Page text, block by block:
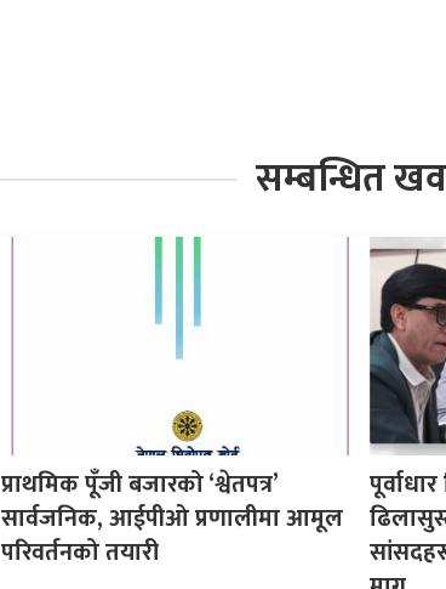
सम्बन्धित
प्राथमिक पूँजी बजारको ‘श्वेतपत्र’
सार्वजनिक, आईपीओ प्रणालीमा आमूल
परिवर्तनको तयारी